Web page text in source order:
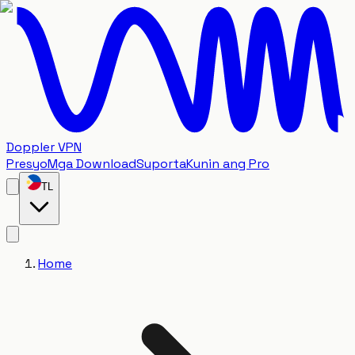
Doppler VPN
PresyoMga DownloadSuportaKunin ang Pro
TL
Home